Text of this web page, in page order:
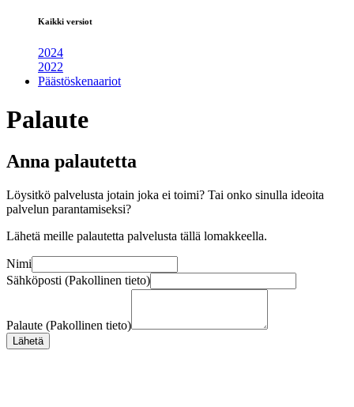
Kaikki versiot
2024
2022
Päästöskenaariot
Palaute
Anna palautetta
Löysitkö palvelusta jotain joka ei toimi? Tai onko sinulla ideoita
palvelun parantamiseksi?
Lähetä meille palautetta palvelusta tällä lomakkeella.
Nimi
Sähköposti (Pakollinen tieto)
Palaute (Pakollinen tieto)
Lähetä